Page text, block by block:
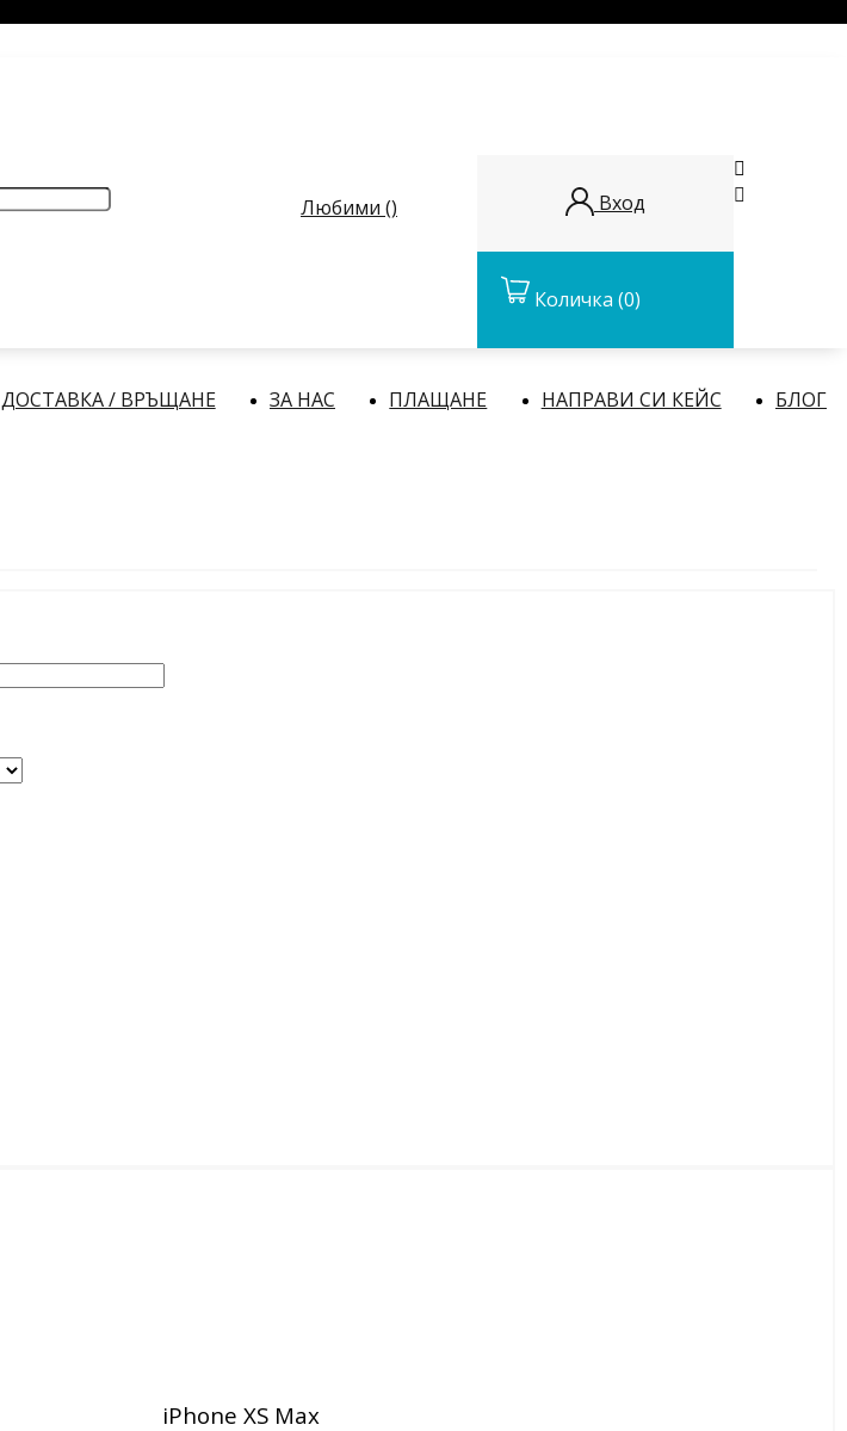
Любими () Вход
Количка (0)


ДОСТАВКА / ВРЪЩАНЕ ЗА НАС ПЛАЩАНЕ НАПРАВИ СИ КЕЙС
БЛОГ
iPhone XS Max